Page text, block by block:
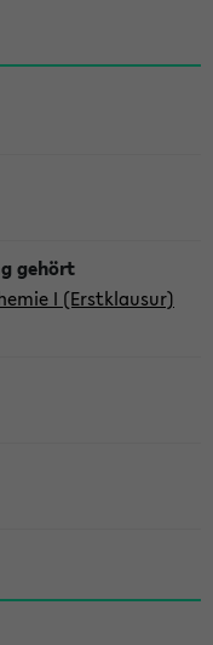
I (Erstklausur)